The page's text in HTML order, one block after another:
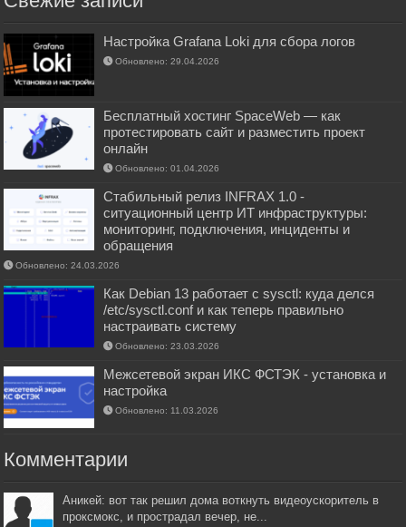
Настройка Grafana Loki для сбора логов
Обновлено: 29.04.2026
Бесплатный хостинг SpaceWeb — как
протестировать сайт и разместить проект
онлайн
Обновлено: 01.04.2026
Стабильный релиз INFRAX 1.0 -
ситуационный центр ИТ инфраструктуры:
мониторинг, подключения, инциденты и
обращения
Обновлено: 24.03.2026
Как Debian 13 работает с sysctl: куда делся
/etc/sysctl.conf и как теперь правильно
настраивать систему
Обновлено: 23.03.2026
Межсетевой экран ИКС ФСТЭК - установка и
настройка
Обновлено: 11.03.2026
Комментарии
Аникей: вот так решил дома воткнуть видеоускоритель в
проксмокс, и прострадал вечер, не...